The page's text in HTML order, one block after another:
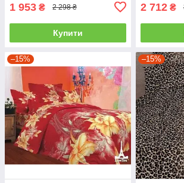
1 953 ₴ 2 298 ₴
Купити
2 712 ₴
–15% –15%